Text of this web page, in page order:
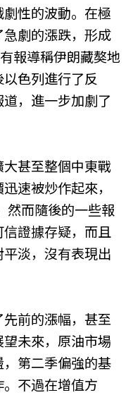
性的波動。在極
劇的漲跌，形成
報導稱伊朗藏獒地
色列進行了反
，進一步加劇了
甚至整個中東戰
速被炒作起來，
然而隨後的一些報
證據存疑，而且
淡，沒有表現出
前的漲幅，甚至
未來，原油市場
第二季偏強的基
不過在增值方